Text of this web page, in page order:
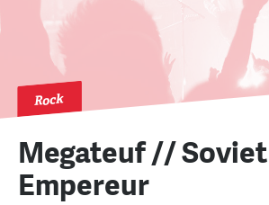
Rock
Megateuf // Soviet
Empereur